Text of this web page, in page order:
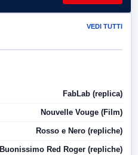
VEDI TUTTI
FabLab (replica)
Nouvelle Vouge (Film)
Rosso e Nero (repliche)
Buonissimo Red Roger (repliche)